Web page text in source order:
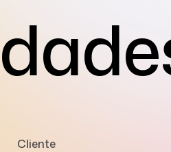
Cliente